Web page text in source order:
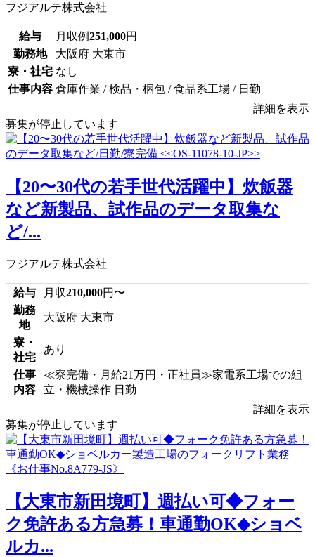
フジアルテ株式会社
給与 月収例251,000円
勤務地
大阪府 大東市
寮・社宅 なし
仕事内容 倉庫作業 / 検品・梱包 / 食品系工場 / 日勤
詳細を表示
募集が停止しています
【20〜30代の若手世代活躍中】炊飯器
など新製品、試作品のデータ取集な
ど/...
フジアルテ株式会社
給与 月収210,000円〜
勤務
地
大阪府 大東市
寮・
社宅
あり
仕事
内容
≪寮完備・月給21万円・正社員≫家電系工場での組
立・機械操作 日勤
詳細を表示
募集が停止しています
【大東市新田境町】週払い可◆フォー
ク免許ある方急募！車通勤OK◆ショベ
ルカ...